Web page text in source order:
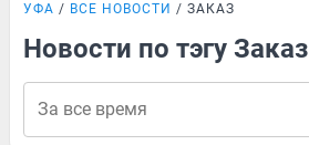
УФА ВСЕ НОВОСТИ ЗАКАЗ
Новости по тэгу Заказ